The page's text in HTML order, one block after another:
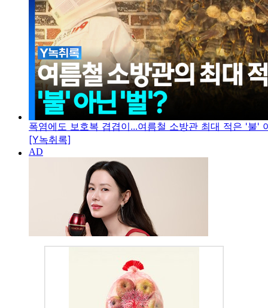
폭염에도 보호복 겹겹이...여름철 소방관 최대 적은 '불'
[Y녹취록]